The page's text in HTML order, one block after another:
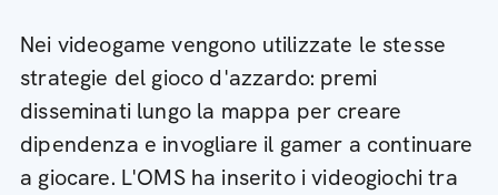
Nei videogame vengono utilizzate le stesse
strategie del gioco d'azzardo: premi
disseminati lungo la mappa per creare
dipendenza e invogliare il gamer a continuare
a giocare. L'OMS ha inserito i videogiochi tra